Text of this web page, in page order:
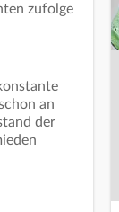
zufolge
an
der